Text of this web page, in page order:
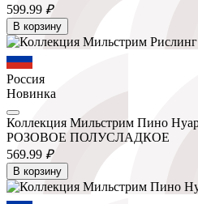
599.99 ₽
В корзину
Россия
Новинка
Коллекция Мильстрим Пино
РОЗОВОЕ ПОЛУСЛАДКОЕ
569.99 ₽
В корзину